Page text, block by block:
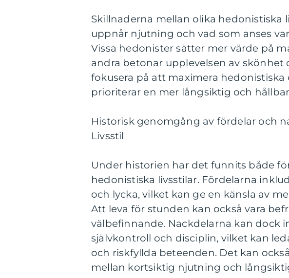
Skillnaderna mellan olika hedonistiska
uppnår njutning och vad som anses
Vissa hedonister sätter mer värde på
andra betonar upplevelsen av skönhet
fokusera på att maximera
prioriterar en mer långsiktig och
Historisk genomgång av fördelar och
Livsstil
Under historien har det funnits både
hedonistiska livsstilar. Fördelarna
och lycka, vilket kan ge en känsla av
Att leva för stunden kan också vara
välbefinnande. Nackdelarna kan dock
självkontroll och disciplin, vilket kan
och riskfyllda beteenden. Det kan
mellan kortsiktig njutning och